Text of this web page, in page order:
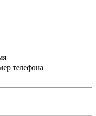
телефона